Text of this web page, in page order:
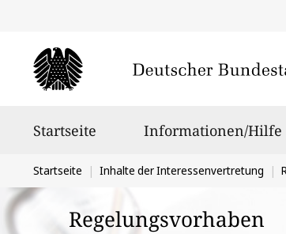
Startseite Informationen/Hilfe
Sie
befinden
sich
Startseite Inhalte der Interessenvertretung
Regelungsvorhaben